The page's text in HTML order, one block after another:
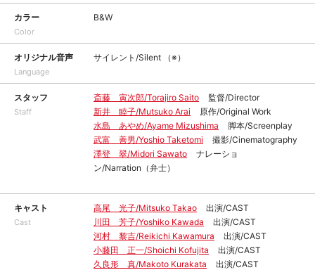
カラー
Color
B&W
オリジナル音声
Language
サイレント/Silent （※）
スタッフ
Staff
斎藤 寅次郎/Torajiro Saito
監督/Director
新井 睦子/Mutsuko Arai
原作/Original Work
水島 あやめ/Ayame Mizushima
脚本/Screenplay
武富 善男/Yoshio Taketomi
撮影/Cinematography
澤登 翠/Midori Sawato
ナレーショ
ン/Narration（弁士）
キャスト
Cast
高尾 光子/Mitsuko Takao
出演/CAST
川田 芳子/Yoshiko Kawada
出演/CAST
河村 黎吉/Reikichi Kawamura
出演/CAST
小藤田 正一/Shoichi Kofujita
出演/CAST
久良形 真/Makoto Kurakata
出演/CAST